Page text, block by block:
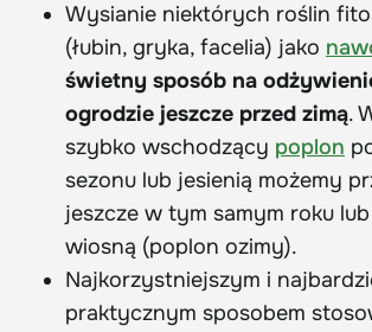
Wysianie niektórych roślin
(łubin, gryka, facelia) jako
świetny sposób na
ogrodzie jeszcze przed zimą.
szybko wschodzący poplon
sezonu lub jesienią możemy
jeszcze w tym samym roku
wiosną (poplon ozimy).
Najkorzystniejszym i
praktycznym sposobem